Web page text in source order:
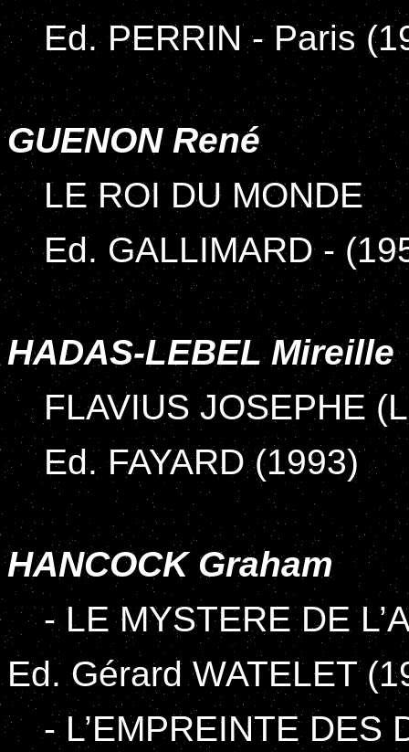
Ed. PERRIN - Paris
GUENON René
LE ROI DU MONDE
Ed. GALLIMARD -
HADAS-LEBEL Mireille
FLAVIUS JOSEPHE
Ed. FAYARD (1993)
HANCOCK Graham
- LE MYSTERE DE
Ed. Gérard WATELET
- L’EMPREINTE DES